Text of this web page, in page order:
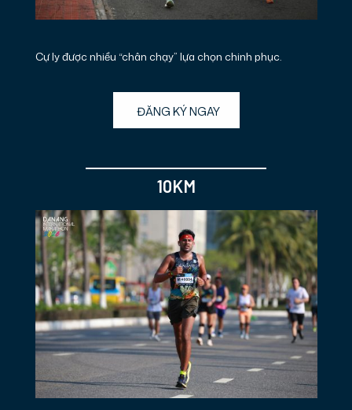
Cự ly được nhiều “chân chạy” lựa chọn chinh phục.
ĐĂNG KÝ NGAY
10KM